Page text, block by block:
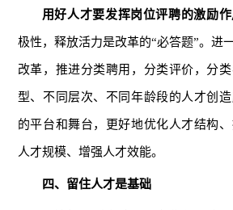
用好人才要发挥岗位评聘的激励
极性，释放活力是改革的“必答题”。进
改革，推进分类聘用，分类评价，分
型、不同层次、不同年龄段的人才创
的平台和舞台，更好地优化人才结构
人才规模、增强人才效能。
四、留住人才是基础